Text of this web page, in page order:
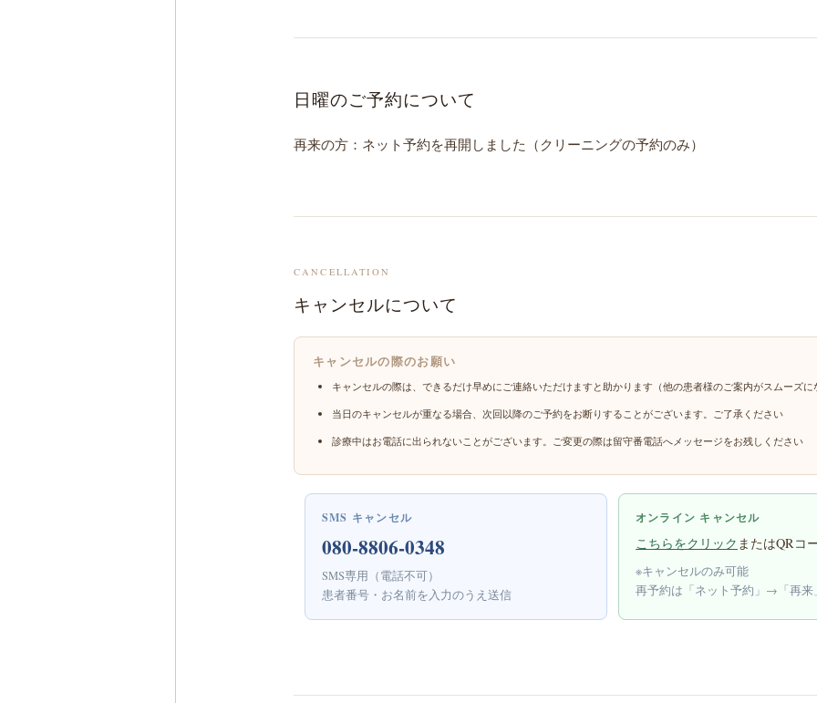
日曜のご予約について
再来の方：ネット予約を再開しました（クリーニングの予約のみ）
CANCELLATION
キャンセルについて
キャンセルの際のお願い
キャンセルの際は、できるだけ早めにご連絡いただけますと助かります（他の患者様のご案内がスムーズに
当日のキャンセルが重なる場合、次回以降のご予約をお断りすることがございます。ご了承ください
診療中はお電話に出られないことがございます。ご変更の際は留守番電話へメッセージをお残しください
SMS キャンセル
080-8806-0348
SMS専用（電話不可）
患者番号・お名前を入力のうえ送信
オンライン キャンセル
こちらをクリック またはQRコ
※キャンセルのみ可能
再予約は「ネット予約」→「再来